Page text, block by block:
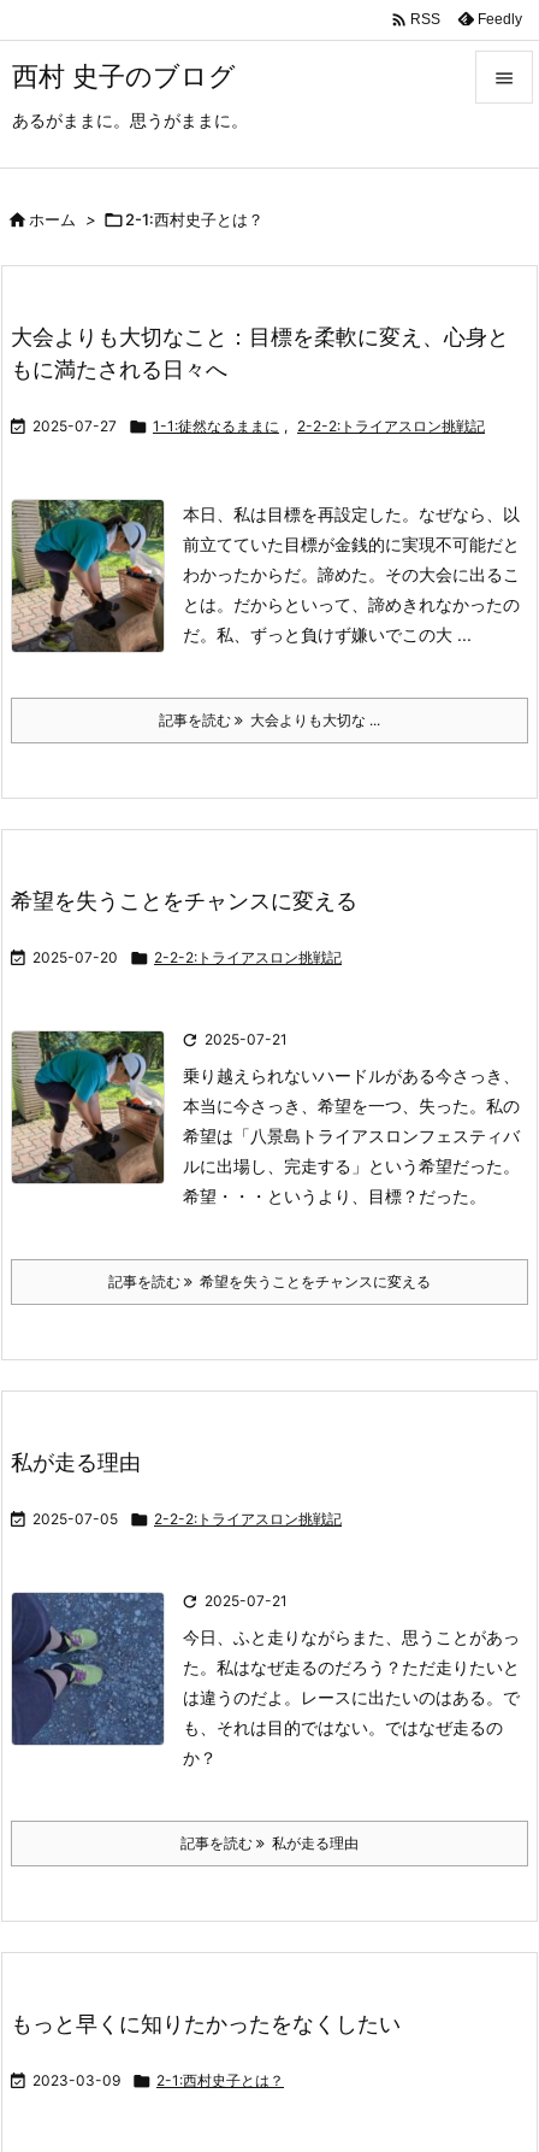
西村 史子のブログ
あるがままに。思うがままに。

次へ
 RSS Feedly
ホーム > 2-1:西村史子とは？
大会よりも大切なこと：目標を柔軟に変え、心身と
もに満たされる日々へ
 2025-07-27  1-1:徒然なるままに , 2-2-2:トライアスロン挑戦記
本日、私は目標を再設定した。 なぜなら、以
前立てていた目標が金銭的に実現不可能だと
わかったからだ。 諦めた。その大会に出るこ
とは。 だからといって、諦めきれなかったの
だ。 私、ずっと負けず嫌いでこの大 ...
記事を読む 大会よりも大切な ...
希望を失うことをチャンスに変える
 2025-07-20  2-2-2:トライアスロン挑戦記
 2025-07-21
乗り越えられないハードルがある今さっき、
本当に今さっき、希望を一つ、失った。 私の
希望は「八景島トライアスロンフェスティバ
ルに出場し、完走する」という希望だった。
希望・・・というより、目標？だった。
記事を読む 希望を失うことをチャンスに変える
私が走る理由
 2025-07-05  2-2-2:トライアスロン挑戦記
 2025-07-21
今日、ふと走りながらまた、思うことがあっ
た。 私はなぜ走るのだろう？ ただ走りたいと
は違うのだよ。
レースに出たいのはある。 で
も、それは目的ではない。 ではなぜ走るの
か？
記事を読む 私が走る理由
もっと早くに知りたかったをなくしたい
 2023-03-09  2-1:西村史子とは？